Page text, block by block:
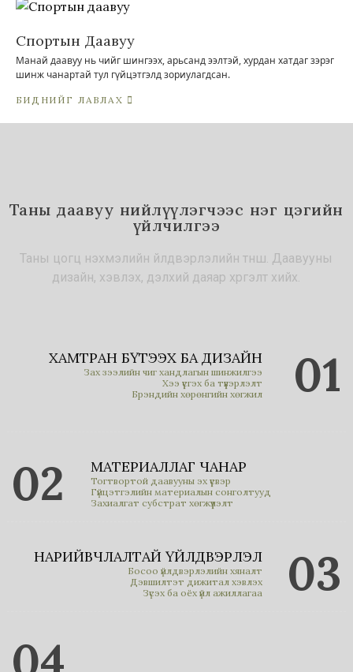
Спортын Даавуу
Манай даавуу нь чийг шингээх, арьсанд ээлтэй, хурдан хатдаг зэрэг
шинж чанартай тул гүйцэтгэлд зориулагдсан.
БИДНИЙГ ЛАВЛАХ
Таны даавуу нийлүүлэгчээс нэг цэгийн
үйлчилгээ
Таны цогц нэхмэлийн үйлдвэрлэлийн түнш. Даавууны
дизайн, хэвлэх, дэлхий даяар хүргэлт хийх.
01
ХАМТРАН БҮТЭЭХ БА ДИЗАЙН
Зах зээлийн чиг хандлагын шинжилгээ
Хээ үүсгэх ба түүвэрлэлт
Брэндийн хөрөнгийн хөгжил
02 МАТЕРИАЛЛАГ ЧАНАР
Тогтвортой даавууны эх үүсвэр
Гүйцэтгэлийн материалын сонголтууд
Захиалгат субстрат хөгжүүлэлт
03
НАРИЙВЧЛАЛТАЙ ҮЙЛДВЭРЛЭЛ
Босоо үйлдвэрлэлийн хяналт
Дэвшилтэт дижитал хэвлэх
Зүсэх ба оёх үйл ажиллагаа